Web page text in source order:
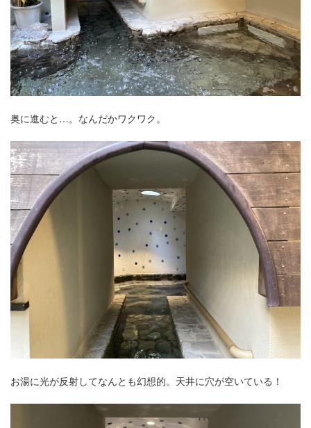
奥に進むと…。なんだかワクワク。
お湯に光が反射してなんとも幻想的。天井に穴が空いている！